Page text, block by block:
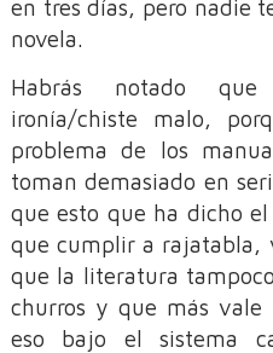
en tres días, pero nadie
novela.
Habrás notado
ironía/chiste malo,
problema de los
toman demasiado en
que esto que ha dicho el
que cumplir a rajatabla,
que la literatura
churros y que más
eso bajo el sistema